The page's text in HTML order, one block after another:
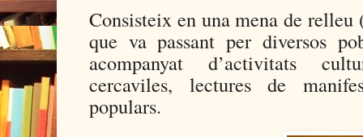
Consisteix en una mena de
que va passant per diversos
acompanyat d’activitats
cercaviles, lectures de
populars.